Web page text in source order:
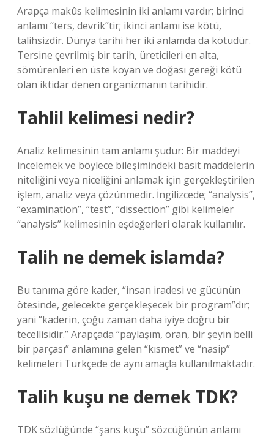
Arapça makûs kelimesinin iki anlamı vardır; birinci
anlamı “ters, devrik”tir; ikinci anlamı ise kötü,
talihsizdir. Dünya tarihi her iki anlamda da kötüdür.
Tersine çevrilmiş bir tarih, üreticileri en alta,
sömürenleri en üste koyan ve doğası gereği kötü
olan iktidar denen organizmanın tarihidir.
Tahlil kelimesi nedir?
Analiz kelimesinin tam anlamı şudur: Bir maddeyi
incelemek ve böylece bileşimindeki basit maddelerin
niteliğini veya niceliğini anlamak için gerçekleştirilen
işlem, analiz veya çözünmedir. İngilizcede; “analysis”,
“examination”, “test”, “dissection” gibi kelimeler
“analysis” kelimesinin eşdeğerleri olarak kullanılır.
Talih ne demek islamda?
Bu tanıma göre kader, “insan iradesi ve gücünün
ötesinde, gelecekte gerçekleşecek bir program”dır;
yani “kaderin, çoğu zaman daha iyiye doğru bir
tecellisidir.” Arapçada “paylaşım, oran, bir şeyin belli
bir parçası” anlamına gelen “kısmet” ve “nasip”
kelimeleri Türkçede de aynı amaçla kullanılmaktadır.
Talih kuşu ne demek TDK?
TDK sözlüğünde “şans kuşu” sözcüğünün anlamı